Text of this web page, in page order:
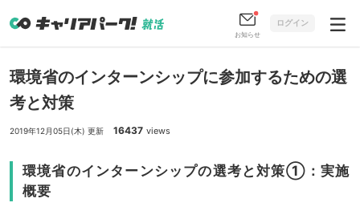
お知らせ
ログイン
環境省のインターンシップに参加するための選
考と対策
2019年12月05日(木) 更新 16437 views
環境省のインターンシップの選考と対策①：実施
概要